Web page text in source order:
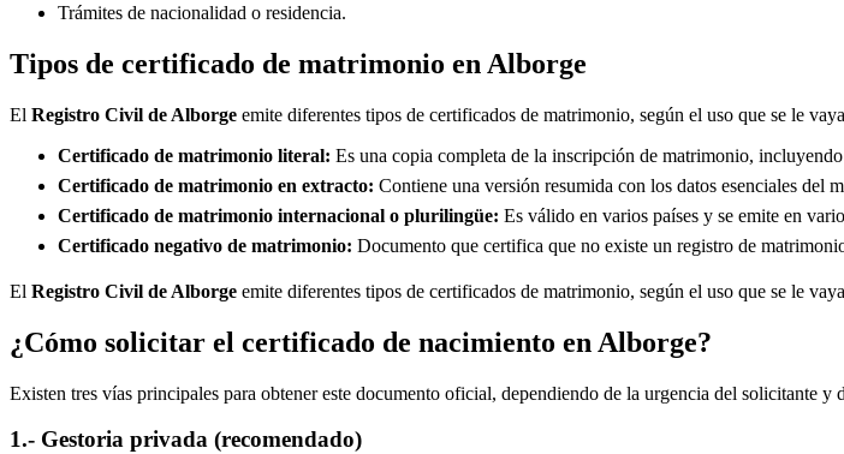
Trámites de nacionalidad o residencia.
Tipos de certificado de matrimonio en Alborge
El Registro Civil de Alborge emite diferentes tipos de certificados de matrimonio, según el uso que se le
Certificado de matrimonio literal: Es una copia completa de la inscripción de matrimonio,
Certificado de matrimonio en extracto: Contiene una versión resumida con los datos esenciales del
Certificado de matrimonio internacional o plurilingüe: Es válido en varios países y se emite en
Certificado negativo de matrimonio: Documento que certifica que no existe un registro de
El Registro Civil de Alborge emite diferentes tipos de certificados de matrimonio, según el uso que se le
¿Cómo solicitar el certificado de nacimiento en Alborge?
Existen tres vías principales para obtener este documento oficial, dependiendo de la urgencia del solicitante y
1.- Gestoria privada (recomendado)